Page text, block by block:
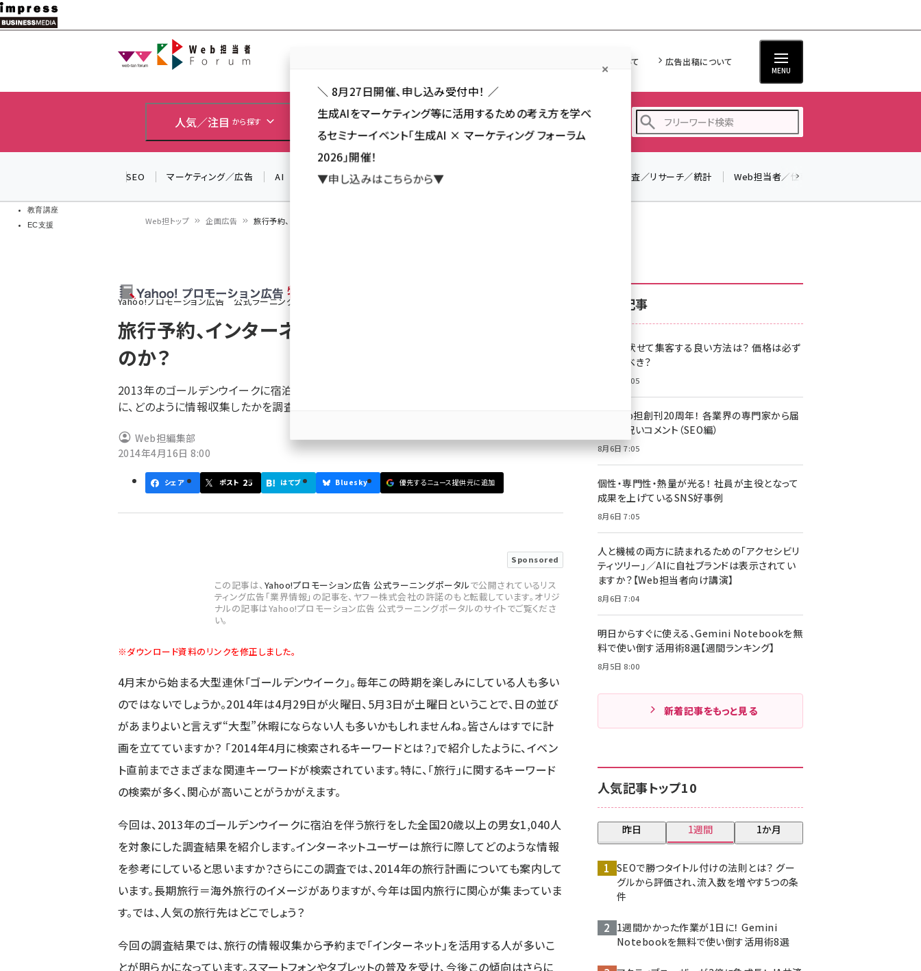
メ
イ
教育講座
EC支援
Web担当者Forum
Web担について 広告出稿について
MENU
人気／注目 から探す カテゴリ／種別 から探す セミナー／イベント から探す
z世代 (1622)
meo (1275)
SEO マーケティング／広告 AI SNS アクセス解析／データ分析 調査／リサーチ／統計 Web担当者／仕事
く
ず
Web担トップ 企画広告 旅行予約、インターネットでする人はどのくらいいるのか？
Yahoo!プロモーション広告 公式ラーニングポータル特選記事
旅行予約、インターネットでする人はどのくらいいる
のか？
2013年のゴールデンウイークに宿泊を伴う旅行をした全国20歳以上の男女1,040人を対象
に、どのように情報収集したかを調査した結果を紹介します。
Web担編集部
2014年4月16日 8:00
シェア ポスト 25 はてブ Bluesky 優先するニュース提供元に追加
Sponsored
この記事は、 Yahoo!プロモーション広告 公式ラーニングポータルで公開されているリス
ティング広告「業界情報」の記事を、ヤフー株式会社の許諾のもと転載しています。オリジ
ナルの記事はYahoo!プロモーション広告 公式ラーニングポータルのサイトでご覧くださ
い。
※ダウンロード資料のリンクを修正しました。
4月末から始まる大型連休「ゴールデンウイーク」。毎年この時期を楽しみにしている人も多い
のではないでしょうか。2014年は4月29日が火曜日、5月3日が土曜日ということで、日の並び
があまりよいと言えず“大型”休暇にならない人も多いかもしれませんね。皆さんはすでに計
画を立てていますか？ 「2014年4月に検索されるキーワードとは？」で紹介したように、イベン
ト直前までさまざまな関連キーワードが検索されています。特に、「旅行」に関するキーワード
の検索が多く、関心が高いことがうかがえます。
今回は、2013年のゴールデンウイークに宿泊を伴う旅行をした全国20歳以上の男女1,040人
を対象にした調査結果を紹介します。インターネットユーザーは旅行に際してどのような情報
を参考にしていると思いますか？さらにこの調査では、2014年の旅行計画についても案内して
います。長期旅行＝海外旅行のイメージがありますが、今年は国内旅行に関心が集まっていま
す。では、人気の旅行先はどこでしょう？
今回の調査結果では、旅行の情報収集から予約まで「インターネット」を活用する人が多いこ
とが明らかになっています。スマートフォンやタブレットの普及を受け、今後この傾向はさらに
新着記事
価格を伏せて集客する良い方法は？ 価格は必ず
記載すべき？
8月6日 7:05
祝・Web担創刊20周年！ 各業界の専門家から届
いたお祝いコメント（SEO編）
8月6日 7:05
個性・専門性・熱量が光る！ 社員が主役となって
成果を上げているSNS好事例
8月6日 7:05
人と機械の両方に読まれるための「アクセシビリ
ティツリー」／AIに自社ブランドは表示されてい
ますか？【Web担当者向け講演】
8月6日 7:04
明日からすぐに使える、Gemini Notebookを無
料で使い倒す活用術8選【週間ランキング】
8月5日 8:00
新着記事をもっと見る
人気記事トップ10
昨日 1週間 1か月
SEOで勝つタイトル付けの法則とは？ グー
グルから評価され、流入数を増やす5つの条
件
1週間かかった作業が1日に！ Gemini
Notebookを無料で使い倒す活用術8選
＼ 8月27日開催、申し込み受付中！ ／
生成AIをマーケティング等に活用するための考え方を学べ
るセミナーイベント「生成AI × マーケティング フォーラム
2026」開催！
▼申し込みはこちらから▼